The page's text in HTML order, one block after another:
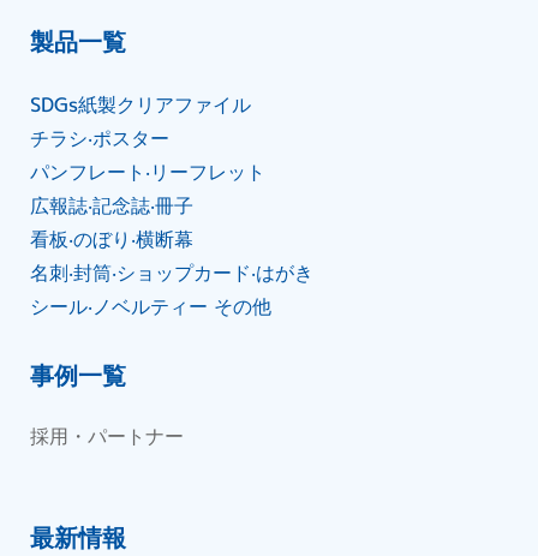
製品⼀覧
SDGs紙製クリアファイル
チラシ‧ポスター
パンフレート‧リーフレット
広報誌‧記念誌‧冊⼦
看板‧のぼり‧横断幕
名刺‧封筒‧ショップカード‧はがき
シール‧ノベルティー その他
事例一覧
採用・パートナー
最新情報